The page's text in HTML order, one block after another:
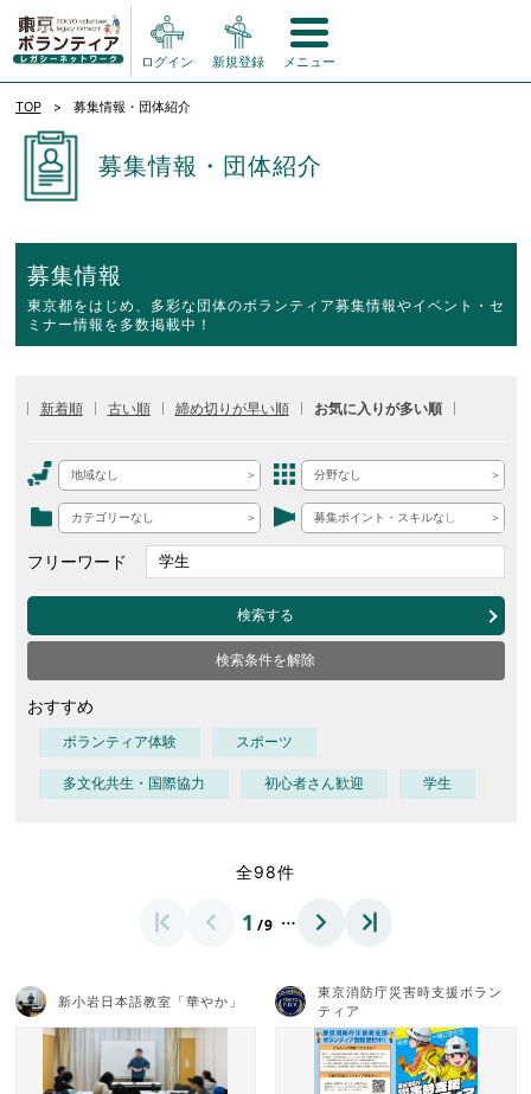
ログイン 新規登録 メニュー
TOP 募集情報・団体紹介
募集情報・団体紹介
募集情報
東京都をはじめ、多彩な団体のボランティア募集情報やイベント・セ
ミナー情報を多数掲載中！
新着順 古い順 締め切りが早い順 お気に入りが多い順
地域なし 分野なし
カテゴリーなし 募集ポイント・スキルなし
フリーワード
検索する
検索条件を解除
おすすめ
ボランティア体験 スポーツ
多文化共生・国際協力 初心者さん歓迎 学生
全98件
1 /9 …
新小岩日本語教室「華やか」
東京消防庁災害時支援ボラン
ティア